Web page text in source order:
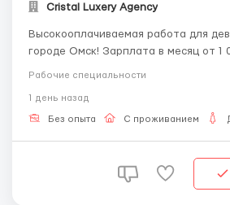
Cristal Luxery Agency
Высокооплачиваемая работа для
городе Омск! Зарплата в месяц от 1
💌 Наши контакты Telegram,
менеджер ответит тебе на все
Рабочие специальности
1 день назад
Без опыта С проживанием